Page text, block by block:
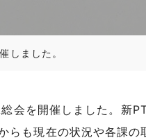
しました。
会を開催しました。新
らも現在の状況や各課の